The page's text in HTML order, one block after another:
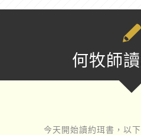
何牧師
今天開始讀約珥書，以